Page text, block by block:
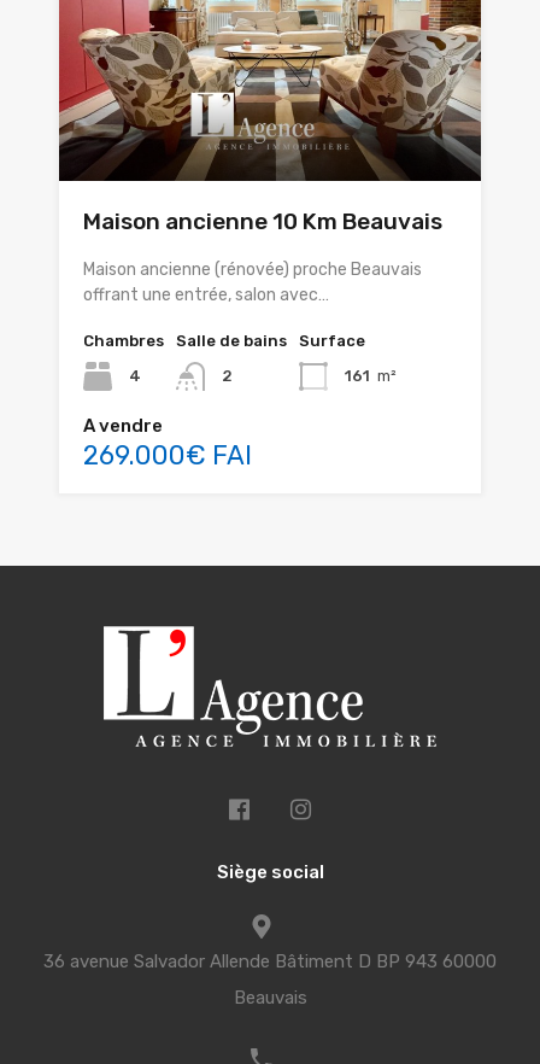
Maison ancienne 10 Km Beauvais
Maison ancienne (rénovée) proche Beauvais
offrant une entrée, salon avec…
Chambres
4
Salle de bains
2
Surface
161 m²
A vendre
269.000€ FAI
Siège social
36 avenue Salvador Allende Bâtiment D BP 943 60000
Beauvais